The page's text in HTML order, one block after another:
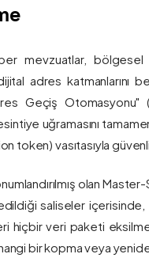
mevzuatlar,
adres
Geçiş Otomasyonu"
uğramasını
token) vasıtasıyla
olan
saliseler içerisinde,
hiçbir veri paketi
bir kopma veya